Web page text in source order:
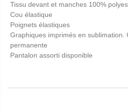
Tissu devant et manches 100%
Cou élastique
Poignets élastiques
Graphiques imprimés en sublimation.
permanente
Pantalon assorti disponible